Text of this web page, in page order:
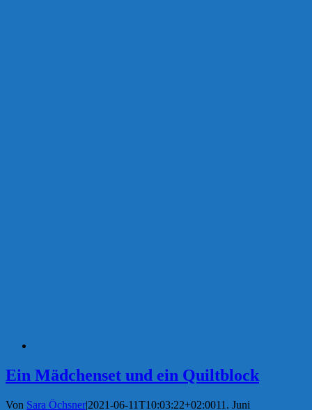
Ein Mädchenset und ein Quiltblock
Von Sara Öchsner|2021-06-11T10:03:22+02:0011. Juni